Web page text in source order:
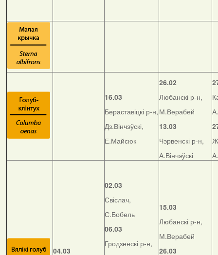
16.03
Бераставіцкі р-н,
Дз.Вінчэўскі,
Е.Майсюк
26.02
Любанскі р-н,
М.Верабей
13.03
Чэрвенскі р-н,
А.Вінчэўскі
04.03
02.03
Свіслач,
С.Бобель
06.03
Гродзенскі р-н,
15.03
Любанскі р-н,
М.Верабей
26.03